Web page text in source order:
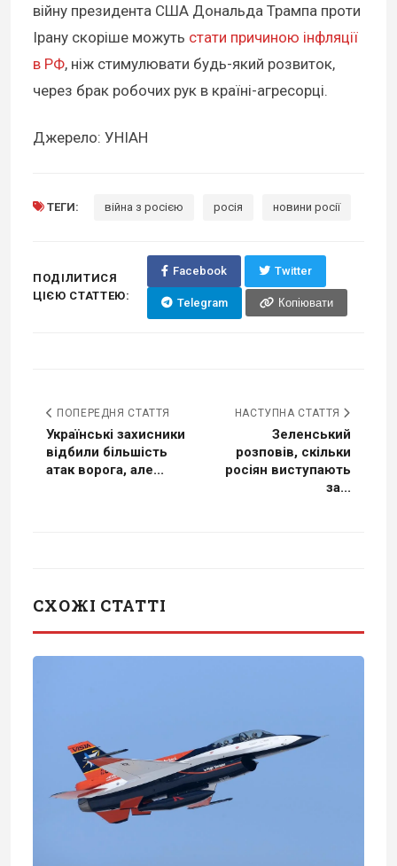
війну президента США Дональда Трампа проти
Ірану скоріше можуть стати причиною інфляції
в РФ, ніж стимулювати будь-який розвиток,
через брак робочих рук в країні-агресорці.
Джерело: УНІАН
ТЕГИ: війна з росією росія новини росії
ПОДІЛИТИСЯ
ЦІЄЮ СТАТТЕЮ:
Facebook Twitter
Telegram Копіювати
ПОПЕРЕДНЯ СТАТТЯ
Українські захисники
відбили більшість
атак ворога, але...
НАСТУПНА СТАТТЯ
Зеленський
розповів, скільки
росіян виступають
за...
СХОЖІ СТАТТІ